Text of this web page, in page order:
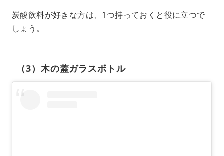
炭酸飲料が好きな方は、1つ持っておくと役に立つで
しょう。
（3）木の蓋ガラスボトル